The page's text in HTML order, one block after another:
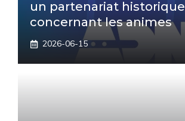
un partenariat historique
concernant les animes
2026-06-15